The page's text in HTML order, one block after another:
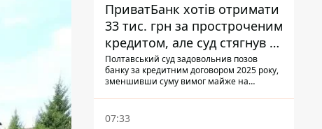
ПриватБанк хотів отримати
33 тис. грн за простроченим
кредитом, але суд стягнув з
боржниці лише 22 тис. грн
Полтавський суд задовольнив позов
банку за кредитним договором 2025 року,
зменшивши суму вимог майже на
07:33